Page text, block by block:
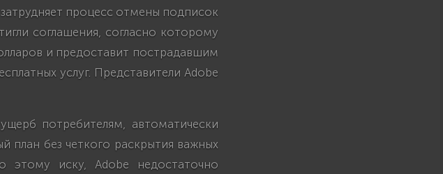
процесс отмены подписок
соглашения, согласно которому
и предоставит пострадавшим
услуг. Представители Adobe
потребителям, автоматически
план без четкого раскрытия важных
этому иску, Adobe недостаточно